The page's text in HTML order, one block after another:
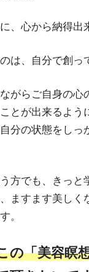
、心から納得出
は、自分で創っ
がらご自身の心
とが出来るよう
分の状態をしっ
方でも、きっと
ますます美しく
。
の「美容瞑